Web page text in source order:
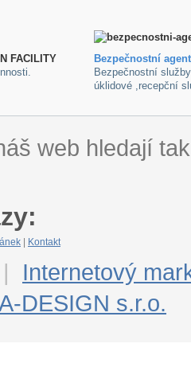
FACILITY
Bezpečnostní
Bezpečnostní
úklidové ,recepční
web hledají
Kontakt
|
Internetový
DESIGN s.r.o.